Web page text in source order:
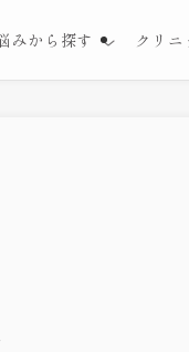
みから探す クリニ